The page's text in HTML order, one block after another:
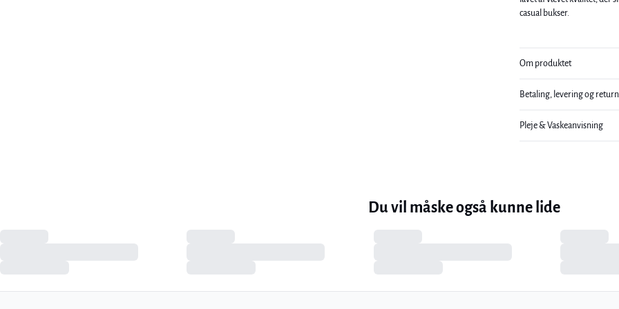
casual bukser.
Om produktet
Betaling, levering og
Pleje & Vaskeanvisning
Du vil måske også kunne lide